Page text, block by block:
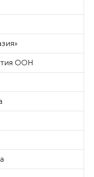
ООН